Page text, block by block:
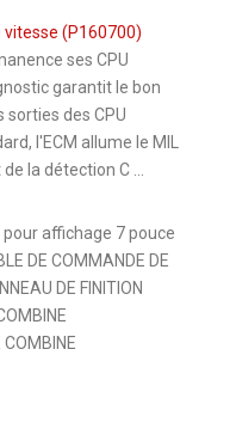
(P160700)
ses CPU
garantit le bon
des CPU
l'ECM allume le MIL
la détection C ...
pour affichage 7 pouce
DE COMMANDE DE
DE FINITION